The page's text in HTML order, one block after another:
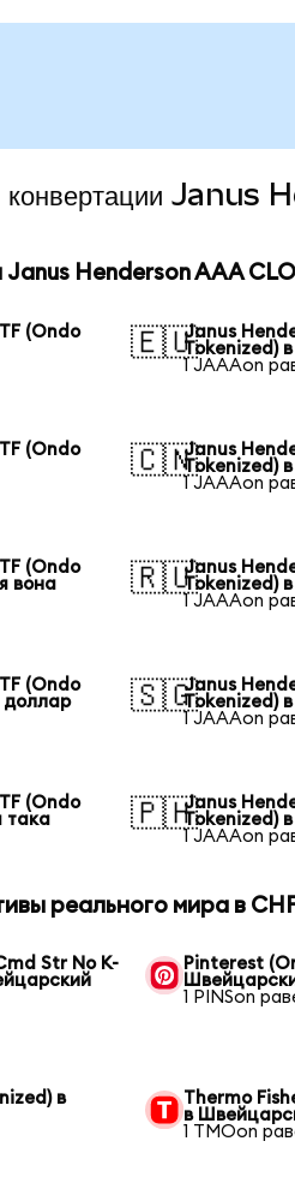
конвертации
Henderson AAA
(Ondo
🇪🇺Janus
Tokenized)
1 JAAAon
(Ondo
🇨🇳Janus
Tokenized)
1 JAAAon
(Ondo
вона
🇷🇺Janus
Tokenized)
1 JAAAon
(Ondo
доллар
🇸🇬Janus
Tokenized)
1 JAAAon
(Ondo
така
🇵🇭Janus
Tokenized)
1 JAAAon
реального мира в
Str No K-
Pinterest
1 PINSon
в
Thermo
в
1 TMOon